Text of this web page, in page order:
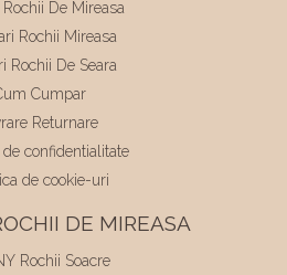
De Mireasa
Rochii Mireasa
Rochii De Seara
Cumpar
Returnare
de confidentialitate
de cookie-uri
DE MIREASA
Rochii Soacre